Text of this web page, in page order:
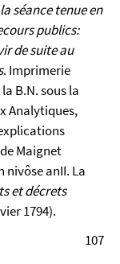
séance tenue en
publics:
de suite au
. Imprimerie
B.N. sous la
Analytiques,
Maignet
anII. La
et décrets
1794).
107